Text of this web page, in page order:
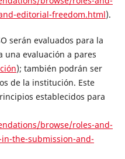
editorial-freedom.html).
serán evaluados para la
una evaluación a pares
); también podrán ser
de la institución. Este
establecidos para
browse/roles-and-
the-submission-and-